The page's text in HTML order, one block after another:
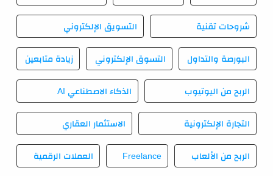
شروحات تقنية التسويق الإلكتروني
البورصة والتداول التسوق الإلكتروني زيادة متابعين
الربح من اليوتيوب الذكاء الاصطناعي AI
التجارة الإلكترونية الاستثمار العقاري
الربح من الألعاب Freelance العملات الرقمية